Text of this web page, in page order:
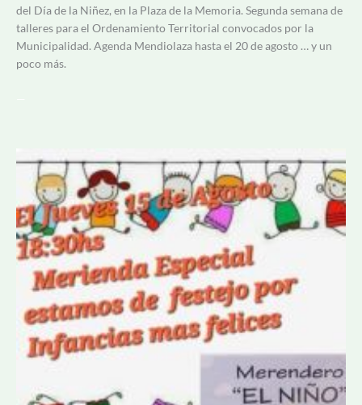
del Día de la Niñez, en la Plaza de la Memoria. Segunda semana de
talleres para el Ordenamiento Territorial convocados por la
Municipalidad. Agenda Mendiolaza hasta el 20 de agosto … y un
poco más.